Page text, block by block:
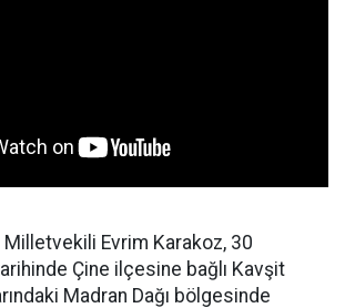
Milletvekili Evrim Karakoz, 30
Çine ilçesine bağlı Kavşit
Madran Dağı bölgesinde